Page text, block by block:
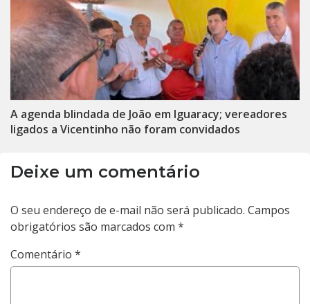
A agenda blindada de João em Iguaracy; vereadores
ligados a Vicentinho não foram convidados
Deixe um comentário
O seu endereço de e-mail não será publicado. Campos
obrigatórios são marcados com *
Comentário *